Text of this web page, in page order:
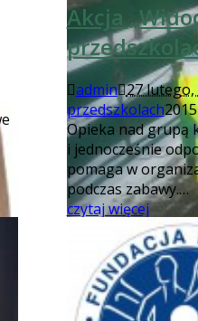
Akcja
admin 27 lutego,
przedszkolach
Opieka nad grupą
i jednocześnie
pomaga w
podczas zabawy.…
czytaj więcej